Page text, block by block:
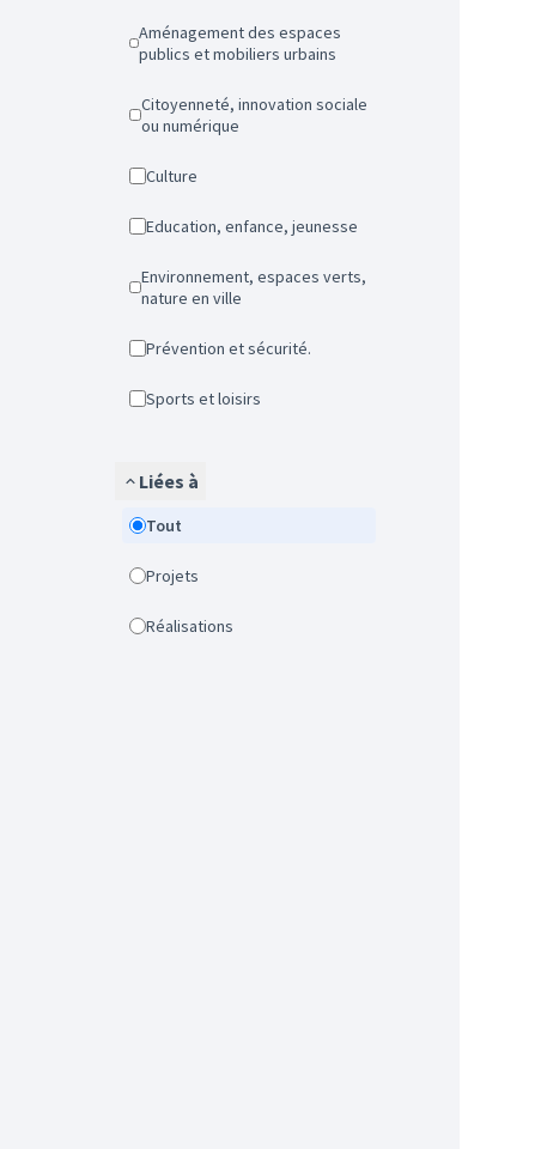
Aménagement des espaces
publics et mobiliers urbains
Citoyenneté, innovation sociale
ou numérique
Culture
Education, enfance, jeunesse
Environnement, espaces verts,
nature en ville
Prévention et sécurité.
Sports et loisirs
Liées à
Tout
Projets
Réalisations